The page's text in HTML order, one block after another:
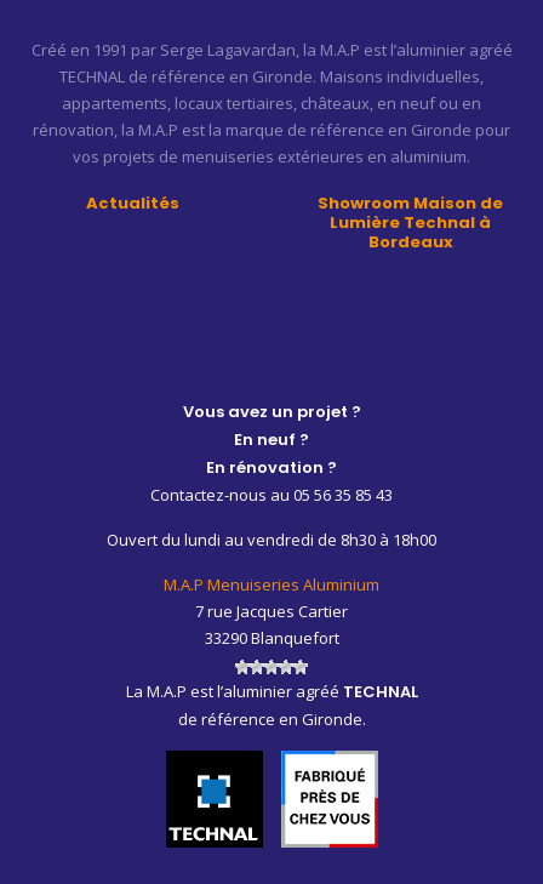
Créé en 1991 par Serge Lagavardan, la M.A.P est l’aluminier agréé
TECHNAL de référence en Gironde. Maisons individuelles,
appartements, locaux tertiaires, châteaux, en neuf ou en
rénovation, la M.A.P est la marque de référence en Gironde pour
vos projets de menuiseries extérieures en aluminium.
Actualités
Showroom Maison de
Lumière Technal à
Bordeaux
Vous avez un projet ?
En neuf ?
En rénovation ?
Contactez-nous au 05 56 35 85 43
Ouvert du lundi au vendredi de 8h30 à 18h00
M.A.P Menuiseries Aluminium
7 rue Jacques Cartier
33290 Blanquefort
La M.A.P est l’aluminier agréé TECHNAL
de référence en Gironde.